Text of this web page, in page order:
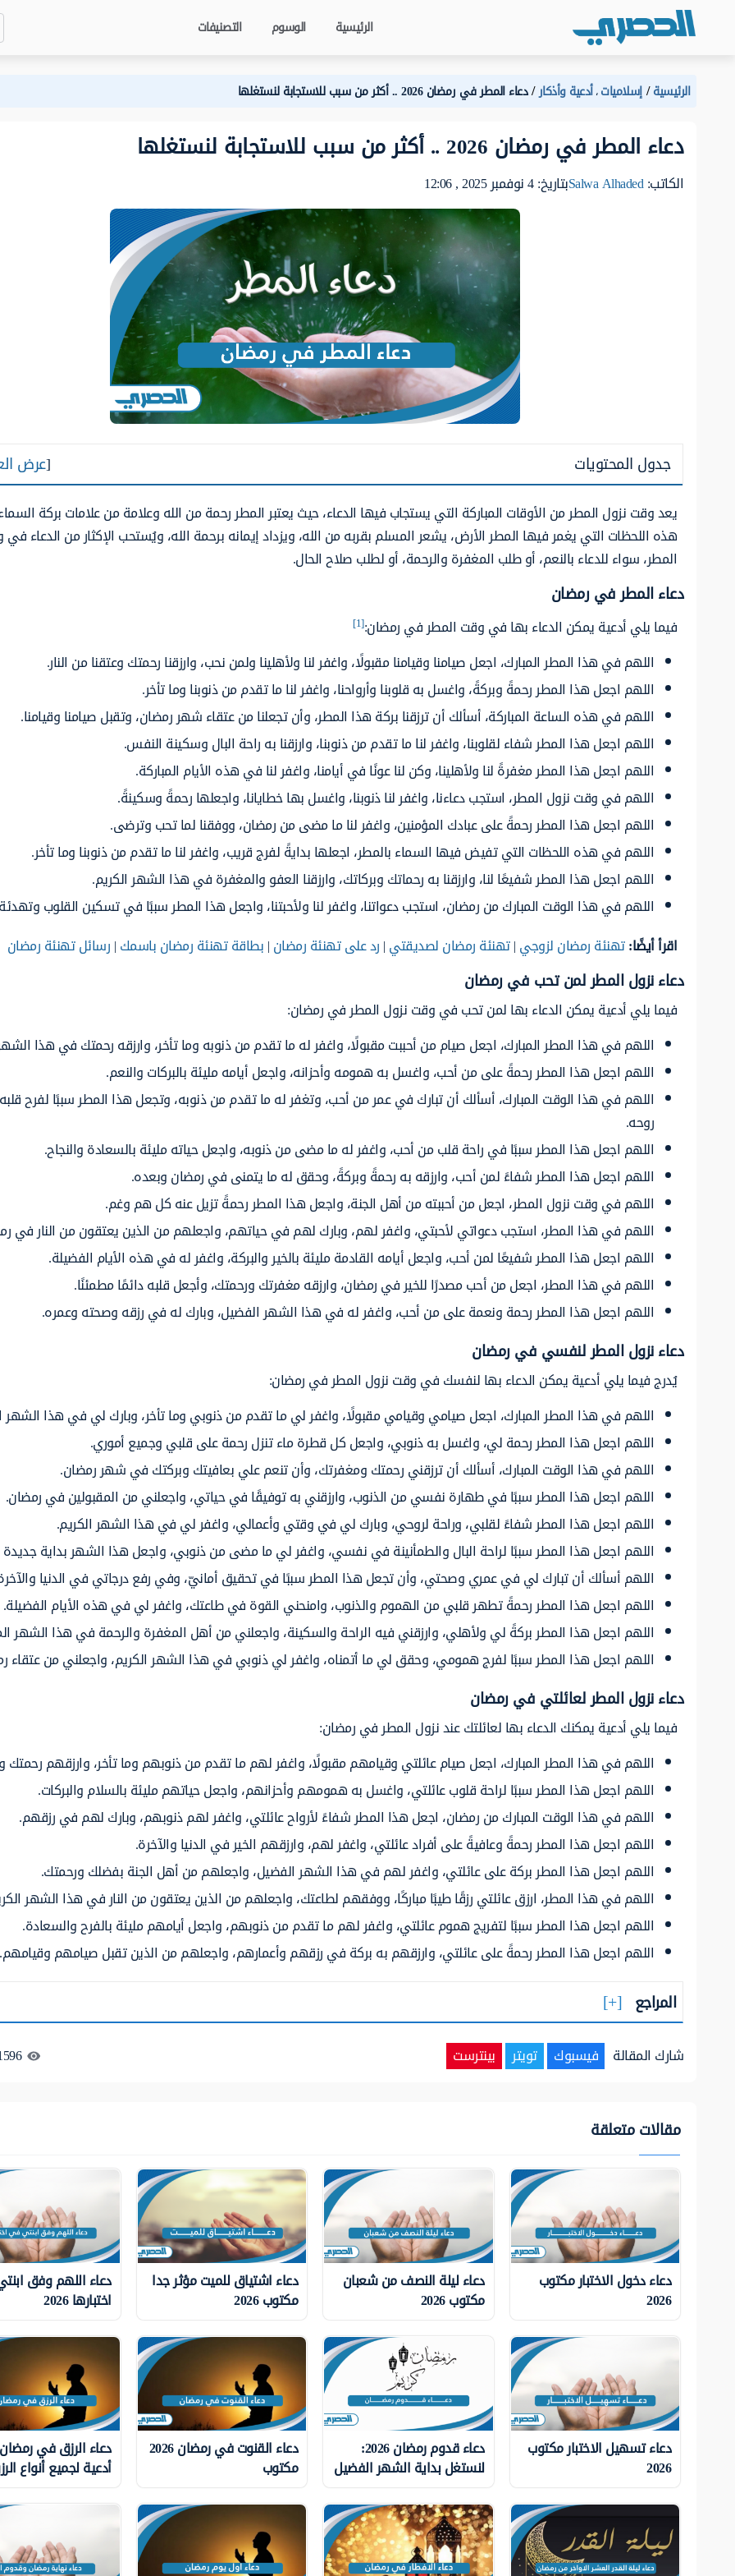
الرئيسية الوسوم التصنيفات
الرئيسية إسلاميات،أدعية وأذكار دعاء المطر في رمضان 2026 .. أكثر من سبب للاستجابة لنستغلها
دعاء المطر في رمضان 2026 .. أكثر من سبب للاستجابة لنستغلها
الكاتب:Salwa Alhadedبتاريخ: 4 نوفمبر 2025 , 12:06
جدول المحتويات [عرض
يعد وقت نزول المطر من الأوقات المباركة التي يستجاب فيها الدعاء، حيث يعتبر المطر رحمة من الله وعلامة من علامات بركة
هذه اللحظات التي يغمر فيها المطر الأرض، يشعر المسلم بقربه من الله، ويزداد إيمانه برحمة الله، ويُستحب الإكثار من الدعاء
المطر، سواء للدعاء بالنعم، أو طلب المغفرة والرحمة، أو لطلب صلاح الحال.
دعاء المطر في رمضان
فيما يلي أدعية يمكن الدعاء بها في وقت المطر في رمضان:[1]
اللهم في هذا المطر المبارك، اجعل صيامنا وقيامنا مقبولًا، واغفر لنا ولأهلينا ولمن نحب، وارزقنا رحمتك وعتقنا من النار.
اللهم اجعل هذا المطر رحمةً وبركةً، واغسل به قلوبنا وأرواحنا، واغفر لنا ما تقدم من ذنوبنا وما تأخر.
اللهم في هذه الساعة المباركة، أسألك أن ترزقنا بركة هذا المطر، وأن تجعلنا من عتقاء شهر رمضان، وتقبل صيامنا وقيامنا.
اللهم اجعل هذا المطر شفاء لقلوبنا، واغفر لنا ما تقدم من ذنوبنا، وارزقنا به راحة البال وسكينة النفس.
اللهم اجعل هذا المطر مغفرةً لنا ولأهلينا، وكن لنا عونًا في أيامنا، واغفر لنا في هذه الأيام المباركة.
اللهم في وقت نزول المطر، استجب دعاءنا، واغفر لنا ذنوبنا، واغسل بها خطايانا، واجعلها رحمةً وسكينةً.
اللهم اجعل هذا المطر رحمةً على عبادك المؤمنين، واغفر لنا ما مضى من رمضان، ووفقنا لما تحب وترضى.
اللهم في هذه اللحظات التي تفيض فيها السماء بالمطر، اجعلها بدايةً لفرج قريب، واغفر لنا ما تقدم من ذنوبنا وما تأخر.
اللهم اجعل هذا المطر شفيعًا لنا، وارزقنا به رحماتك وبركاتك، وارزقنا العفو والمغفرة في هذا الشهر الكريم.
اللهم في هذا الوقت المبارك من رمضان، استجب دعواتنا، واغفر لنا ولأحبتنا، واجعل هذا المطر سببًا في تسكين القلوب
اقرأ أيضًا:تهنئة رمضان لزوجي|تهنئة رمضان لصديقتي|رد على تهنئة رمضان|بطاقة تهنئة رمضان باسمك|رسائل تهنئة رمضان
دعاء نزول المطر لمن تحب في رمضان
فيما يلي أدعية يمكن الدعاء بها لمن تحب في وقت نزول المطر في رمضان:
اللهم في هذا المطر المبارك، اجعل صيام من أحببت مقبولًا، واغفر له ما تقدم من ذنوبه وما تأخر، وارزقه رحمتك في هذا
اللهم اجعل هذا المطر رحمةً على من أحب، واغسل به همومه وأحزانه، واجعل أيامه مليئة بالبركات والنعم.
اللهم في هذا الوقت المبارك، أسألك أن تبارك في عمر من أحب، وتغفر له ما تقدم من ذنوبه، وتجعل هذا المطر سببًا لفرح
روحه.
اللهم اجعل هذا المطر سببًا في راحة قلب من أحب، واغفر له ما مضى من ذنوبه، واجعل حياته مليئة بالسعادة والنجاح.
اللهم اجعل هذا المطر شفاءً لمن أحب، وارزقه به رحمةً وبركةً، وحقق له ما يتمنى في رمضان وبعده.
اللهم في وقت نزول المطر، اجعل من أحببته من أهل الجنة، واجعل هذا المطر رحمةً تزيل عنه كل هم وغم.
اللهم في هذا المطر، استجب دعواتي لأحبتي، واغفر لهم، وبارك لهم في حياتهم، واجعلهم من الذين يعتقون من النار في
اللهم اجعل هذا المطر شفيعًا لمن أحب، واجعل أيامه القادمة مليئة بالخير والبركة، واغفر له في هذه الأيام الفضيلة.
اللهم في هذا المطر، اجعل من أحب مصدرًا للخير في رمضان، وارزقه مغفرتك ورحمتك، وأجعل قلبه دائمًا مطمئنًا.
اللهم اجعل هذا المطر رحمة ونعمة على من أحب، واغفر له في هذا الشهر الفضيل، وبارك له في رزقه وصحته وعمره.
دعاء نزول المطر لنفسي في رمضان
يُدرج فيما يلي أدعية يمكن الدعاء بها لنفسك في وقت نزول المطر في رمضان:
اللهم في هذا المطر المبارك، اجعل صيامي وقيامي مقبولًا، واغفر لي ما تقدم من ذنوبي وما تأخر، وبارك لي في هذا الشهر
اللهم اجعل هذا المطر رحمة لي، واغسل به ذنوبي، واجعل كل قطرة ماء تنزل رحمة على قلبي وجميع أموري.
اللهم في هذا الوقت المبارك، أسألك أن ترزقني رحمتك ومغفرتك، وأن تنعم علي بعافيتك وبركتك في شهر رمضان.
اللهم اجعل هذا المطر سببًا في طهارة نفسي من الذنوب، وارزقني به توفيقًا في حياتي، واجعلني من المقبولين في رمضان.
اللهم اجعل هذا المطر شفاءً لقلبي، وراحة لروحي، وبارك لي في وقتي وأعمالي، واغفر لي في هذا الشهر الكريم.
اللهم اجعل هذا المطر سببًا لراحة البال والطمأنينة في نفسي، واغفر لي ما مضى من ذنوبي، واجعل هذا الشهر بداية
اللهم أسألك أن تبارك لي في عمري وصحتي، وأن تجعل هذا المطر سببًا في تحقيق أمانيّ، وفي رفع درجاتي في الدنيا
اللهم اجعل هذا المطر رحمةً تطهر قلبي من الهموم والذنوب، وامنحني القوة في طاعتك، واغفر لي في هذه الأيام الفضيلة.
اللهم اجعل هذا المطر بركةً لي ولأهلي، وارزقني فيه الراحة والسكينة، واجعلني من أهل المغفرة والرحمة في هذا الشهر
اللهم اجعل هذا المطر سببًا لفرج همومي، وحقق لي ما أتمناه، واغفر لي ذنوبي في هذا الشهر الكريم، واجعلني من عتقاء
دعاء نزول المطر لعائلتي في رمضان
فيما يلي أدعية يمكنك الدعاء بها لعائلتك عند نزول المطر في رمضان:
اللهم في هذا المطر المبارك، اجعل صيام عائلتي وقيامهم مقبولًا، واغفر لهم ما تقدم من ذنوبهم وما تأخر، وارزقهم رحمتك
اللهم اجعل هذا المطر سببًا لراحة قلوب عائلتي، واغسل به همومهم وأحزانهم، واجعل حياتهم مليئة بالسلام والبركات.
اللهم في هذا الوقت المبارك من رمضان، اجعل هذا المطر شفاءً لأرواح عائلتي، واغفر لهم ذنوبهم، وبارك لهم في رزقهم.
اللهم اجعل هذا المطر رحمةً وعافيةً على أفراد عائلتي، واغفر لهم، وارزقهم الخير في الدنيا والآخرة.
اللهم اجعل هذا المطر بركة على عائلتي، واغفر لهم في هذا الشهر الفضيل، واجعلهم من أهل الجنة بفضلك ورحمتك.
اللهم في هذا المطر، ارزق عائلتي رزقًا طيبًا مباركًا، ووفقهم لطاعتك، واجعلهم من الذين يعتقون من النار في هذا الشهر
اللهم اجعل هذا المطر سببًا لتفريج هموم عائلتي، واغفر لهم ما تقدم من ذنوبهم، واجعل أيامهم مليئة بالفرح والسعادة.
اللهم اجعل هذا المطر رحمةً على عائلتي، وارزقهم به بركة في رزقهم وأعمارهم، واجعلهم من الذين تقبل صيامهم وقيامهم.
المراجع
شارك المقالة فيسبوك تويتر بينترست
مقالات متعلقة
دعاء دخول الاختبار مكتوب
2026
دعاء ليلة النصف من شعبان
مكتوب 2026
دعاء اشتياق للميت مؤثر جدا
مكتوب 2026
دعاء اللهم وفق
اختبارها 2026
دعاء تسهيل الاختبار مكتوب
2026
دعاء قدوم رمضان 2026:
لنستغل بداية الشهر الفضيل
دعاء القنوت في رمضان 2026
مكتوب أدعية لجميع أنواع